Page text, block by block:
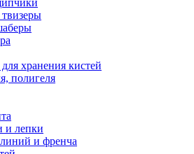
хранения кистей
полигеля
и лепки
и френча